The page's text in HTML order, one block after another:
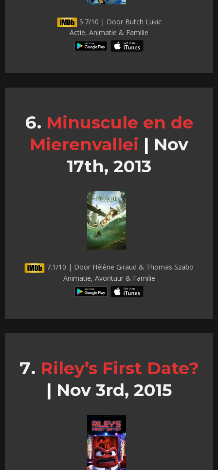
5.7/10 | Door Butch Lukic
Actie, Animatie & Familie
Minuscule en de
Mierenvallei | Nov
17th, 2013
7.1/10 | Door Hélène Giraud & Thomas Szabo
Animatie, Avontuur & Familie
Riley’s First Date?
| Nov 3rd, 2015